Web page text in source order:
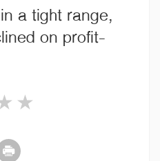
a tight range,
on profit-
4 stars
stars